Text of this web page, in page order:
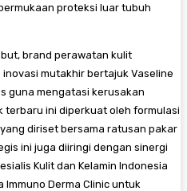
proteksi luar tubuh
brand perawatan kulit
mutakhir bertajuk Vaseline
guna mengatasi kerusakan
ini diperkuat oleh formulasi
diriset bersama ratusan pakar
ini juga diiringi dengan sinergi
Kulit dan Kelamin Indonesia
Immuno Derma Clinic untuk